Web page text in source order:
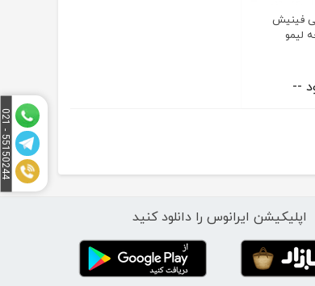
فینیش
--
اپلیکیشن ایرانوس را دانلود کنید